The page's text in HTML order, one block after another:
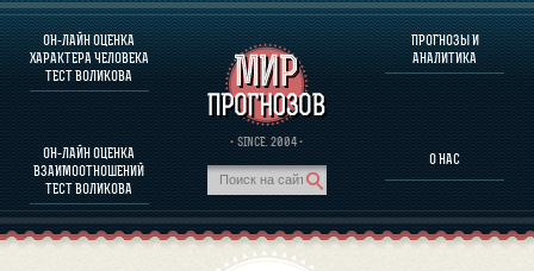
ОН-ЛАЙН ОЦЕНКА
ХАРАКТЕРА ЧЕЛОВЕКА
ТЕСТ ВОЛИКОВА
ОН-ЛАЙН ОЦЕНКА
ВЗАИМООТНОШЕНИЙ
ТЕСТ ВОЛИКОВА
· SINCE. 2004 ·
ПРОГНОЗЫ И
АНАЛИТИКА
О НАС
О ПРОГРАММЕ
ОЦЕНКА ХАРАКТЕРA ЧЕЛОВЕКА
ОЦЕНКА ХАРАКТЕРА ВЫДАЮЩИХСЯ ЛИЧНОСТЕЙ
О ПРОГРАММЕ
ПРОГНОЗЫ И АНАЛИТИКА